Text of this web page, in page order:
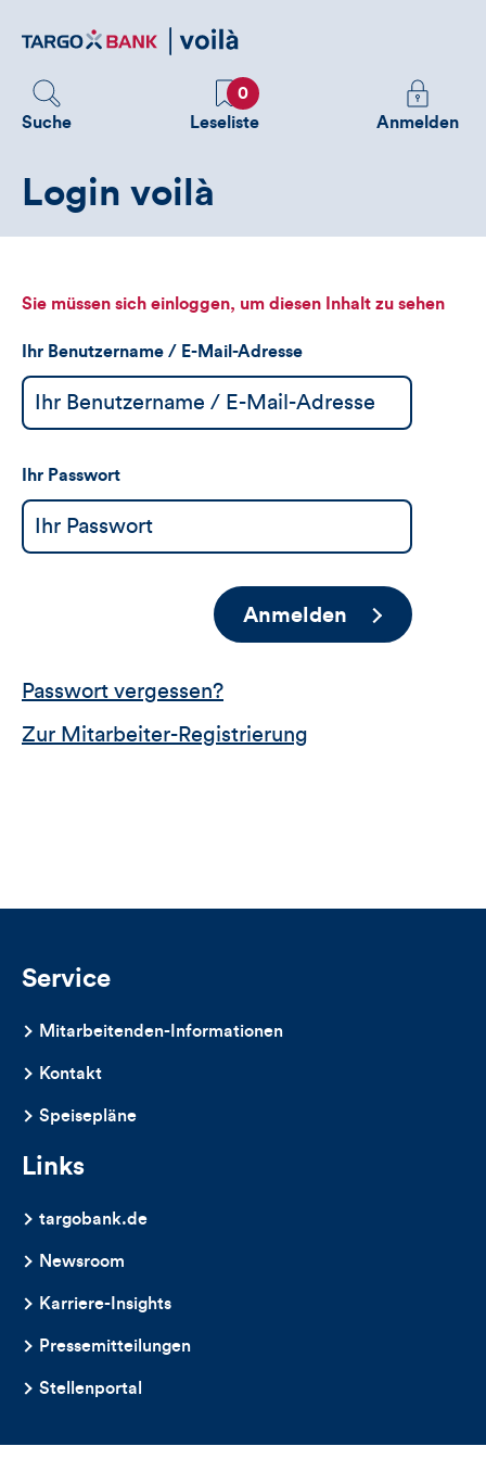
zum
Suche
Favoriten
0
Leseliste
Melden
Sie
sehen
Anmelden
Login voilà
Sie müssen sich einloggen, um diesen Inhalt zu sehen
Ihr Benutzername / E-Mail-Adresse
Ihr Passwort
Anmelden
Passwort vergessen?
Zur Mitarbeiter-Registrierung
Service
Mitarbeitenden-Informationen
Kontakt
Speisepläne
Links
targobank.de
Newsroom
Karriere-Insights
Pressemitteilungen
Stellenportal